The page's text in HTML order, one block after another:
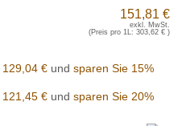
151,81 €
exkl. MwSt.
(Preis pro 1L: 303,62 €)
129,04 € und sparen Sie 15%
121,45 € und sparen Sie 20%